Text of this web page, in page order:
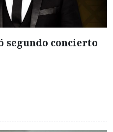
segundo concierto